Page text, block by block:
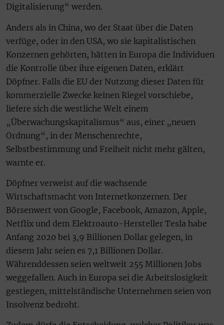
Digitalisierung“ werden.
Anders als in China, wo der Staat über die Daten
verfüge, oder in den USA, wo sie kapitalistischen
Konzernen gehörten, hätten in Europa die Individuen
die Kontrolle über ihre eigenen Daten, erklärt
Döpfner. Falls die EU der Nutzung dieser Daten für
kommerzielle Zwecke keinen Riegel vorschiebe,
liefere sich die westliche Welt einem
„Überwachungskapitalismus“ aus, einer „neuen
Ordnung“, in der Menschenrechte,
Selbstbestimmung und Freiheit nicht mehr gälten,
warnte er.
Döpfner verweist auf die wachsende
Wirtschaftsmacht von Internetkonzernen. Der
Börsenwert von Google, Facebook, Amazon, Apple,
Netflix und dem Elektroauto-Hersteller Tesla habe
Anfang 2020 bei 3,9 Billionen Dollar gelegen, in
diesem Jahr seien es 7,1 Billionen Dollar.
Währenddessen seien weltweit 255 Millionen Jobs
weggefallen. Auch in Europa sei die Arbeitslosigkeit
gestiegen, mittelständische Unternehmen seien von
Insolvenz bedroht.